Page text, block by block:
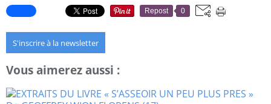
Repost 0
S'inscrire à la newsletter
Vous aimerez aussi :